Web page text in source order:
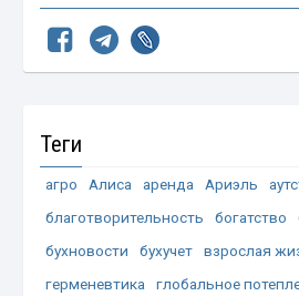
Теги
агро Алиса аренда Ариэль
благотворительность
богатство
бухновости
бухучет взрослая
герменевтика
глобальное